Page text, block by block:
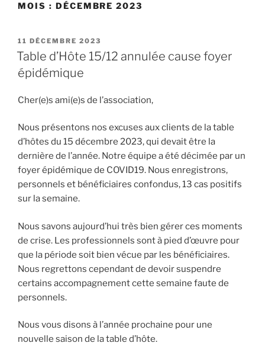
MOIS : DÉCEMBRE 2023
PUBLIÉ
LE
11 DÉCEMBRE 2023
Table d’Hôte 15/12 annulée cause foyer
épidémique
Cher(e)s ami(e)s de l’association,
Nous présentons nos excuses aux clients de la table
d’hôtes du 15 décembre 2023, qui devait être la
dernière de l’année. Notre équipe a été décimée par un
foyer épidémique de COVID19. Nous enregistrons,
personnels et bénéficiaires confondus, 13 cas positifs
sur la semaine.
Nous savons aujourd’hui très bien gérer ces moments
de crise. Les professionnels sont à pied d’œuvre pour
que la période soit bien vécue par les bénéficiaires.
Nous regrettons cependant de devoir suspendre
certains accompagnement cette semaine faute de
personnels.
Nous vous disons à l’année prochaine pour une
nouvelle saison de la table d’hôte.